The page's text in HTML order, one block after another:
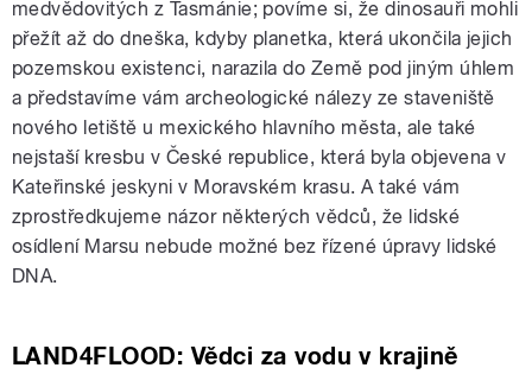
medvědovitých z Tasmánie; povíme si, že dinosauři mohli
přežít až do dneška, kdyby planetka, která ukončila jejich
pozemskou existenci, narazila do Země pod jiným úhlem
a představíme vám archeologické nálezy ze staveniště
nového letiště u mexického hlavního města, ale také
nejstaší kresbu v České republice, která byla objevena v
Kateřinské jeskyni v Moravském krasu. A také vám
zprostředkujeme názor některých vědců, že lidské
osídlení Marsu nebude možné bez řízené úpravy lidské
DNA.
LAND4FLOOD: Vědci za vodu v krajině